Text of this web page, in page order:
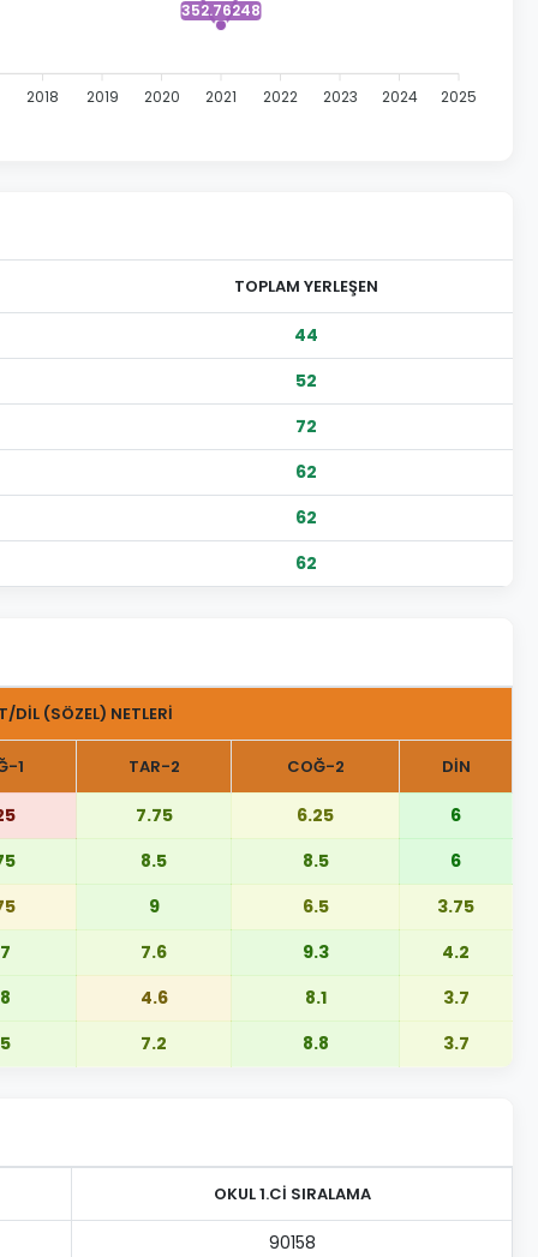
352.76248
2018 2019 2020 2021 2022 2023 2024 2025
TOPLAM YERLEŞEN
44
52
72
62
62
62
DİL (SÖZEL) NETLERİ
1 TAR-2 COĞ-2 DİN
7.75 6.25
6
8.5 8.5
6
9 6.5
3.75
7.6 9.3
4.2
4.6 8.1
3.7
7.2 8.8 3.7
OKUL 1.Cİ SIRALAMA
90158